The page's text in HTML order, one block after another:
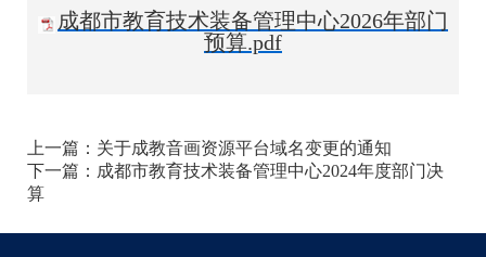
成都市教育技术装备管理中心2026年部门
预算.pdf
上一篇： 关于成教音画资源平台域名变更的通知
下一篇： 成都市教育技术装备管理中心2024年度部门决
算